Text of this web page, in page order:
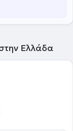
Ελλάδα